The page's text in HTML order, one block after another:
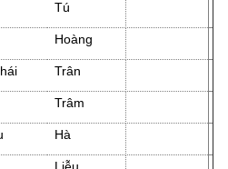
Tú
Hoàng
Trân
Trâm
Hà